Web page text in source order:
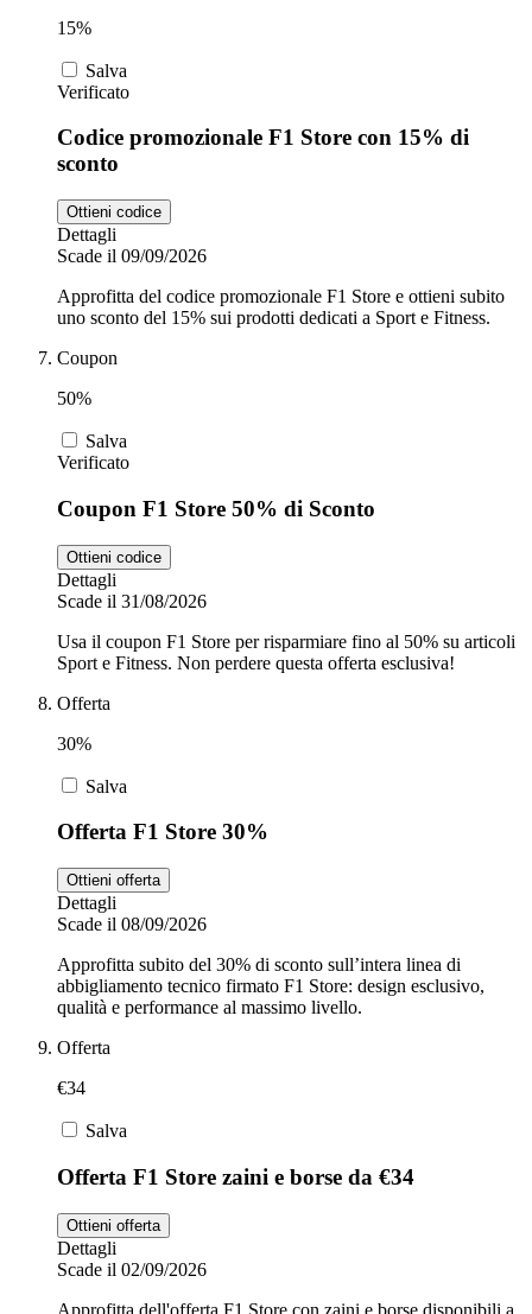
15%
Salva
Verificato
Codice promozionale F1 Store con 15% di
sconto
Ottieni codice
Dettagli
Scade il 09/09/2026
Approfitta del codice promozionale F1 Store e ottieni subito
uno sconto del 15% sui prodotti dedicati a Sport e Fitness.
Coupon
50%
Salva
Verificato
Coupon F1 Store 50% di Sconto
Ottieni codice
Dettagli
Scade il 31/08/2026
Usa il coupon F1 Store per risparmiare fino al 50% su articoli
Sport e Fitness. Non perdere questa offerta esclusiva!
Offerta
30%
Salva
Offerta F1 Store 30%
Ottieni offerta
Dettagli
Scade il 08/09/2026
Approfitta subito del 30% di sconto sull’intera linea di
abbigliamento tecnico firmato F1 Store: design esclusivo,
qualità e performance al massimo livello.
Offerta
€34
Salva
Offerta F1 Store zaini e borse da €34
Ottieni offerta
Dettagli
Scade il 02/09/2026
Approfitta dell'offerta F1 Store con zaini e borse disponibili a